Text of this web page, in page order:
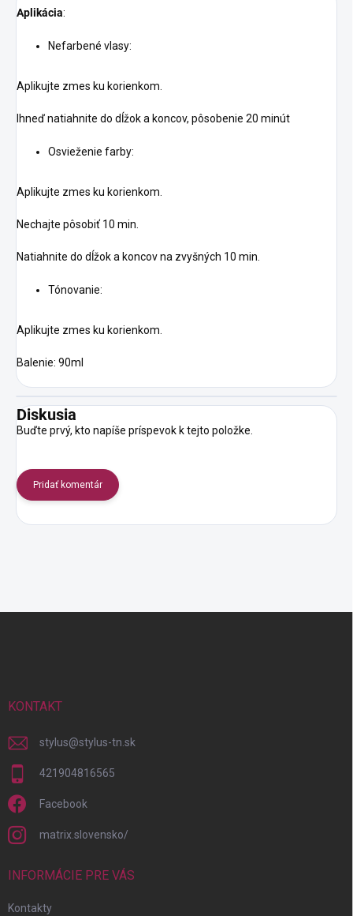
Aplikácia:
Nefarbené vlasy:
Aplikujte zmes ku korienkom.
Ihneď natiahnite do dĺžok a koncov, pôsobenie 20 minút
Osvieženie farby:
Aplikujte zmes ku korienkom.
Nechajte pôsobiť 10 min.
Natiahnite do dĺžok a koncov na zvyšných 10 min.
Tónovanie:
Aplikujte zmes ku korienkom.
Balenie: 90ml
Diskusia
Buďte prvý, kto napíše príspevok k tejto položke.
Pridať komentár
KONTAKT
stylus@stylus-tn.sk
421904816565
Facebook
matrix.slovensko/
INFORMÁCIE PRE VÁS
Kontakty